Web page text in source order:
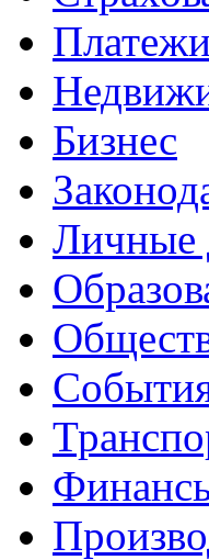
Платежи
Бизнес
Личные